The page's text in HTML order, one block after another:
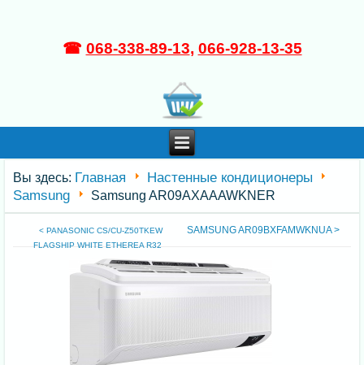
☎ 068-338-89-13, 066-928-13-35
Вы здесь: Главная
Настенные кондиционеры
Samsung
Samsung AR09AXAAAWKNER
< PANASONIC CS/CU-Z50TKEW
FLAGSHIP WHITE ETHEREA R32
SAMSUNG AR09BXFAMWKNUA >